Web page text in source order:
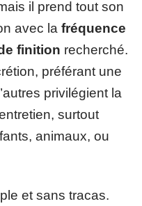
il prend tout son
avec la fréquence
finition recherché.
préférant une
privilégient la
surtout
animaux, ou
et sans tracas.